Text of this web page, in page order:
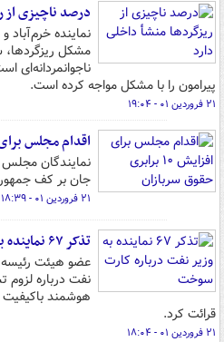
درصد ناچیزی از
نماینده
مشکل
ناجوانمردانه‌ای
پیرامون را با مشکل مواجه کرده است.
۲۱ فروردین ۰۱ - ۱۹:۰۴
اقدام مجلس برای افزایش ۱۰
نمایندگان مجلس
جان بر کف
۲۱ فروردین ۰۱ - ۱۸:۳۹
تذکر ۶۷ نماینده به وزیر نفت درباره کارت سوخت
نفت درباره
هوشمند باکیفیت
قرائت کرد.
۲۱ فروردین ۰۱ - ۱۸:۰۴